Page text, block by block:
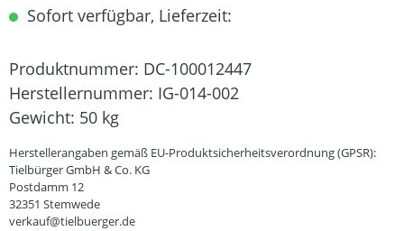
Sofort verfügbar, Lieferzeit:
Produktnummer: DC-100012447
Herstellernummer: IG-014-002
Gewicht: 50 kg
Herstellerangaben gemäß EU-Produktsicherheitsverordnung (GPSR):
Tielbürger GmbH & Co. KG
Postdamm 12
32351 Stemwede
verkauf@tielbuerger.de